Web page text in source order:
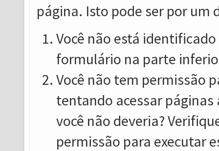
página. Isto pode ser por um
Você não está
formulário na parte
Você não tem permissão
tentando acessar
você não deveria?
permissão para executar